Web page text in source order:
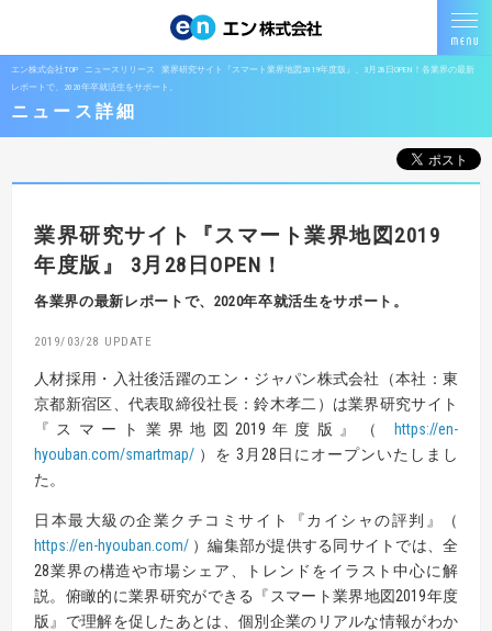
エン株式会社TOP ニュースリリース
業界研究サイト『スマート業界地図2019年度版』、3月28日OPEN！各業界の最新
レポートで、2020年卒就活生をサポート。
ニュース詳細
業界研究サイト『スマート業界地図2019
年度版』 3月28日OPEN！
各業界の最新レポートで、2020年卒就活生をサポート。
2019/03/28
人材採用・入社後活躍のエン・ジャパン株式会社（本社：東
京都新宿区、代表取締役社長：鈴木孝二）は業界研究サイト
『スマート業界地図2019年度版』（ https://en-
hyouban.com/smartmap/ ）を 3月28日にオープンいたしまし
た。
日本最大級の企業クチコミサイト『カイシャの評判』（
https://en-hyouban.com/ ）編集部が提供する同サイトでは、全
28業界の構造や市場シェア、トレンドをイラスト中心に解
説。俯瞰的に業界研究ができる『スマート業界地図2019年度
版』で理解を促したあとは、個別企業のリアルな情報がわか